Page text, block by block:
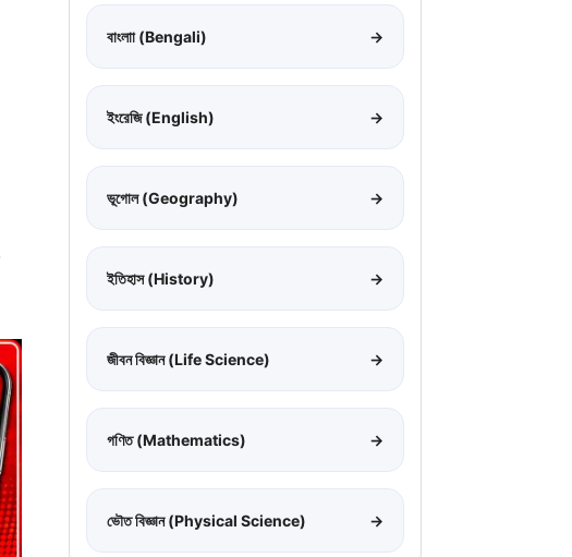
বাংলাা (Bengali) →
ইংরেজি (English) →
ভূগোল (Geography) →
ইতিহাস (History) →
জীবন বিজ্ঞান (Life Science) →
গণিত (Mathematics) →
ভৌত বিজ্ঞান (Physical Science) →